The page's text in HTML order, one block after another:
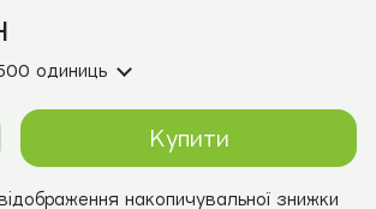
одиниць
Купити
накопичувальної знижки